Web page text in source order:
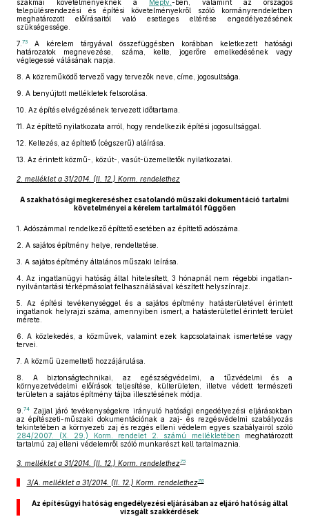
szakmai követelményeknek a Méptv. -ben, valamint az országos
településrendezési és építési követelményekről szóló kormányrendeletben
meghatározott előírásaitól való esetleges eltérése engedélyezésének
szükségessége.
7. 73
A kérelem tárgyával összefüggésben korábban keletkezett hatósági
határozatok megnevezése, száma, kelte, jogerőre emelkedésének vagy
véglegessé válásának napja.
8. A közreműködő tervező vagy tervezők neve, címe, jogosultsága.
9. A benyújtott mellékletek felsorolása.
10. Az építés elvégzésének tervezett időtartama.
11. Az építtető nyilatkozata arról, hogy rendelkezik építési jogosultsággal.
12.
Keltezés, az építtető (cégszerű) aláírása.
13. Az érintett közmű-, közút-, vasút-üzemeltetők nyilatkozatai.
2. melléklet a 31/2014. (II. 12.) Korm. rendelethez
A szakhatósági megkereséshez csatolandó műszaki dokumentáció tartalmi
követelményei a kérelem tartalmától függően
1. Adószámmal rendelkező építtető esetében az építtető adószáma.
2. A sajátos építmény helye, rendeltetése.
3. A sajátos építmény általános műszaki leírása.
4.
Az ingatlanügyi hatóság által hitelesített, 3 hónapnál nem régebbi ingatlan-
nyilvántartási térképmásolat felhasználásával készített helyszínrajz.
5.
Az építési tevékenységgel és a sajátos építmény hatásterületével érintett
ingatlanok helyrajzi száma, amennyiben ismert, a hatásterülettel érintett terület
mérete.
6.
A közlekedés, a közművek, valamint ezek kapcsolatainak ismertetése vagy
tervei.
7. A közmű üzemeltető hozzájárulása.
8.
A biztonságtechnikai, az egészségvédelmi, a tűzvédelmi és a
környezetvédelmi előírások teljesítése, külterületen, illetve védett természeti
területen a sajátos építmény tájba illesztésének módja.
9. 74
Zajjal járó tevékenységekre irányuló hatósági engedélyezési eljárásokban
az építészeti-műszaki dokumentációnak a zaj- és rezgésvédelmi szabályozás
tekintetében a környezeti zaj és rezgés elleni védelem egyes szabályairól szóló
284/2007. (X. 29.) Korm. rendelet 2. számú mellékletében meghatározott
tartalmú zaj elleni védelemről szóló munkarészt kell tartalmaznia.
3. melléklet a 31/2014. (II. 12.) Korm. rendelethez75
3/A. melléklet a 31/2014. (II. 12.) Korm. rendelethez76
Az építésügyi hatóság engedélyezési eljárásában az eljáró hatóság által
vizsgált szakkérdések